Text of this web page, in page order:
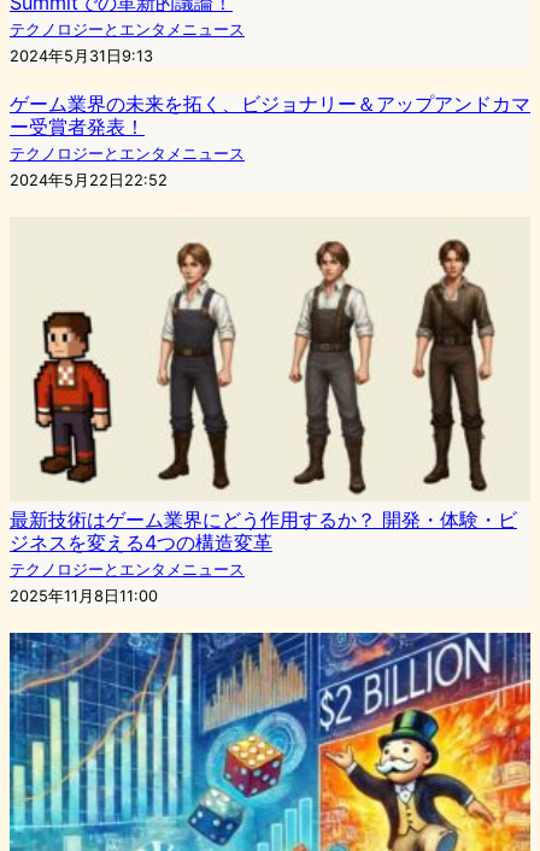
テクノロジーとエンタメニュース
2024年5月31日9:13
ゲーム業界の未来を拓く、ビジョナリー＆アップアンドカマ
ー受賞者発表！
テクノロジーとエンタメニュース
2024年5月22日22:52
最新技術はゲーム業界にどう作用するか？ 開発・体験・ビ
ジネスを変える4つの構造変革
テクノロジーとエンタメニュース
2025年11月8日11:00